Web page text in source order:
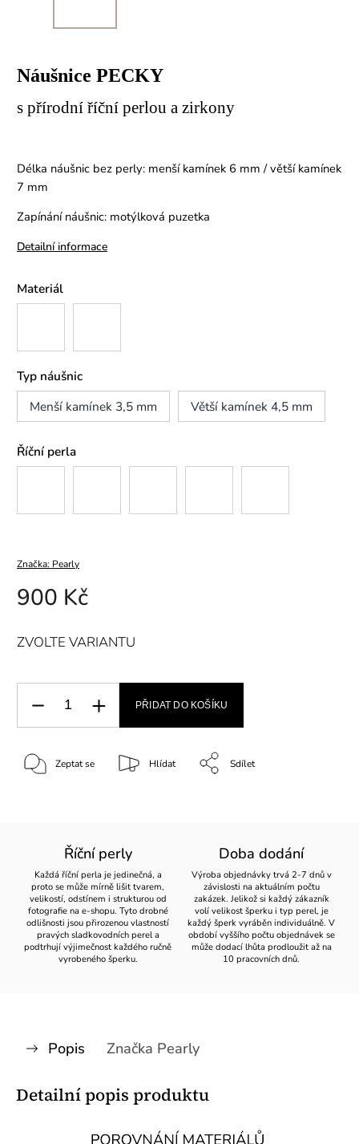
Náušnice PECKY
s přírodní říční perlou a zirkony
Délka náušnic bez perly: menší kamínek 6 mm / větší kamínek
7 mm
Zapínání náušnic: motýlková puzetka
Detailní informace
Materiál
Typ náušnic
Menší kamínek 3,5 mm
Větší kamínek 4,5 mm
Říční perla
Značka: Pearly
900 Kč
ZVOLTE VARIANTU
PŘIDAT DO KOŠÍKU
Zeptat se Hlídat Sdílet
Říční perly
Každá říční perla je jedinečná, a
proto se může mírně lišit tvarem,
velikostí, odstínem i strukturou od
fotografie na e-shopu. Tyto drobné
odlišnosti jsou přirozenou vlastností
pravých sladkovodních perel a
podtrhují výjimečnost každého ručně
vyrobeného šperku.
Doba dodání
Výroba objednávky trvá 2-7 dnů v
závislosti na aktuálním počtu
zakázek. Jelikož si každý zákazník
volí velikost šperku i typ perel, je
každý šperk vyráběn individuálně. V
období vyššího počtu objednávek se
může dodací lhůta prodloužit až na
10 pracovních dnů.
Popis Značka Pearly
Detailní popis produktu